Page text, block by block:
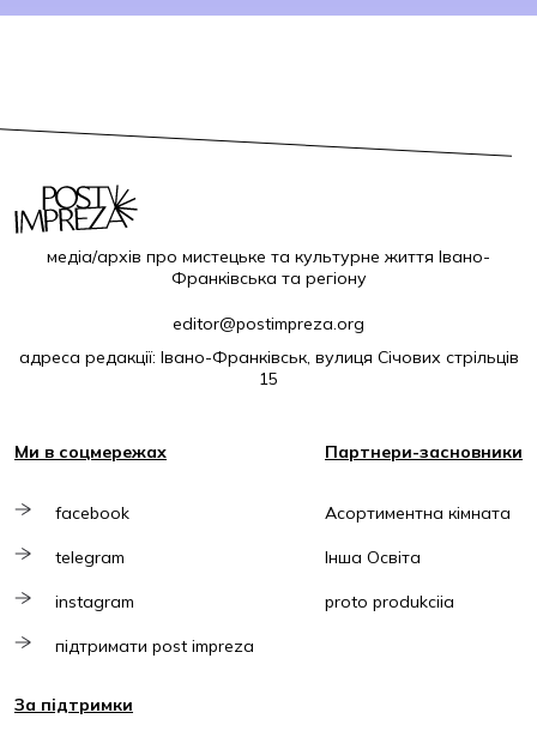
медіа/архів про мистецьке та культурне життя Івано-
Франківська та регіону
editor@postimpreza.org
адреса редакції: Івано-Франківськ, вулиця Січових стрільців
15
Ми в соцмережах
facebook
telegram
instagram
підтримати post impreza
Партнери-засновники
Асортиментна кімната
Інша Освіта
proto produkciia
За підтримки